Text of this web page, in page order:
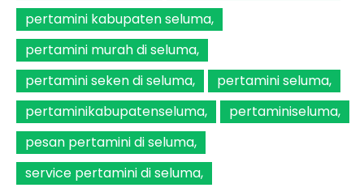
pertamini kabupaten seluma
pertamini murah di seluma
pertamini seken di seluma
pertamini seluma
pertaminikabupatenseluma
pertaminiseluma
pesan pertamini di seluma
service pertamini di seluma